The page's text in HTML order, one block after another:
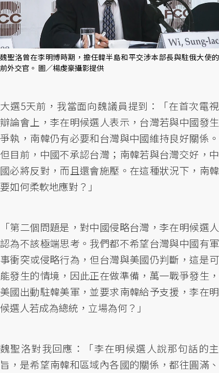
魏聖洛曾在李明博時期，擔任韓半島和平交涉本部長與駐俄大使的
前外交官。 圖／楊虔豪攝影提供
大選5天前，我當面向魏議員提到：「在首次電視
辯論會上，李在明候選人表示，台灣若與中國發生
爭執，南韓仍有必要和台灣與中國維持良好關係。
但目前，中國不承認台灣；南韓若與台灣交好，中
國必將反對，而且還會施壓。在這種狀況下，南韓
要如何柔軟地應對？」
「第二個問題是，對中國侵略台灣，李在明候選人
認為不該極端思考。我們都不希望台灣與中國有軍
事衝突或侵略行為，但台灣與美國仍判斷，這是可
能發生的情境，因此正在做準備，萬一戰爭發生，
美國出動駐韓美軍，並要求南韓給予支援，李在明
候選人若成為總統，立場為何？」
魏聖洛對我回應：「李在明候選人說那句話的主
旨，是希望南韓和區域內各國的關係，都往圓滿、